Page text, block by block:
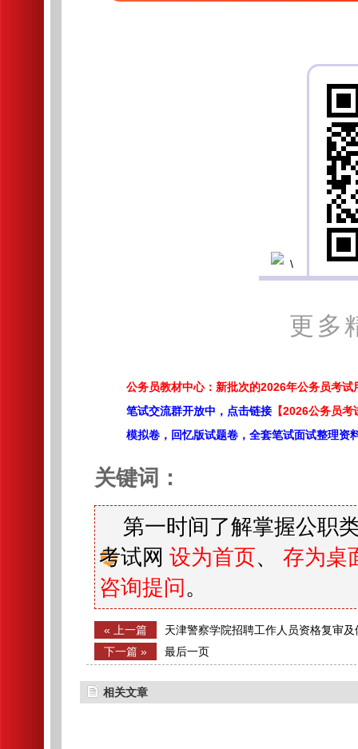
更多
公务员教材中心：新批次的2026年公务员考试
笔试交流群开放中，点击链接 【2026公务员
模拟卷，回忆版试题卷，全套笔试面试整理资
关键词：
第一时间了解掌握公职
考试网 设为首页、 存为桌
咨询提问 。
« 上一篇 天津警察学院招聘工作人员资格复审
知
下一篇 » 最后一页
相关文章